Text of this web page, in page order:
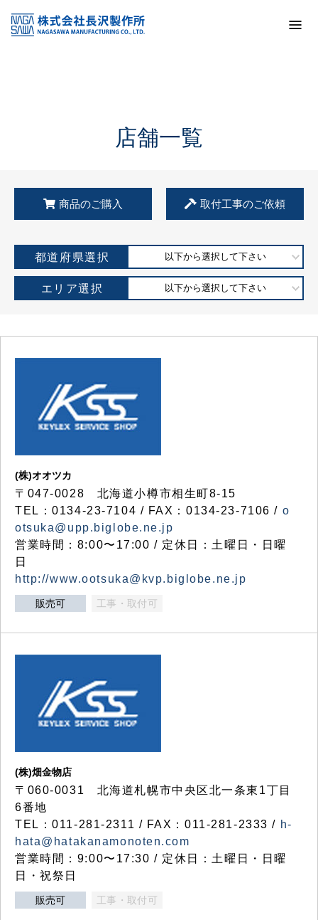
KSS加盟店・取扱店情報
店舗一覧
店舗一覧
商品のご購入 取付工事のご依頼
都道府県選択 以下から選択して下さい
エリア選択 以下から選択して下さい
(株)オオツカ
〒047-0028 北海道小樽市相生町8-15
TEL：0134-23-7104 / FAX：0134-23-7106 / o
otsuka@upp.biglobe.ne.jp
営業時間：8:00〜17:00 / 定休日：土曜日・日曜
日
http://www.ootsuka@kvp.biglobe.ne.jp
販売可 工事・取付可
(株)畑金物店
〒060-0031 北海道札幌市中央区北一条東1丁目
6番地
TEL：011-281-2311 / FAX：011-281-2333 / h-
hata@hatakanamonoten.com
営業時間：9:00〜17:30 / 定休日：土曜日・日曜
日・祝祭日
販売可 工事・取付可